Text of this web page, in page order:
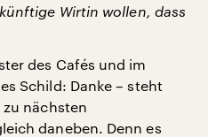
Wirtin wollen, dass
des Cafés und im
Schild: Danke – steht
nächsten
daneben. Denn es